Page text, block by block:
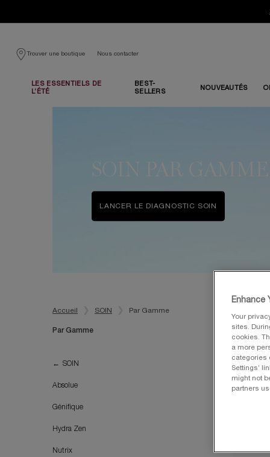
Trouver une boutique
Nous contacter
LES ESSENTIELS DE
L’ÉTÉ
BEST-
SELLERS
NOUVEAUTÉS
SOIN PAR GAMME
LANCER LE DIAGNOSTIC SOIN
Accueil SOIN Par Gamme
Par Gamme
SOIN
Absolue
Génifique
Hydra Zen
Nutrix
BEST
Enhance
Your
sites.
cookies.
a more
categories
Settings’
might not
partners